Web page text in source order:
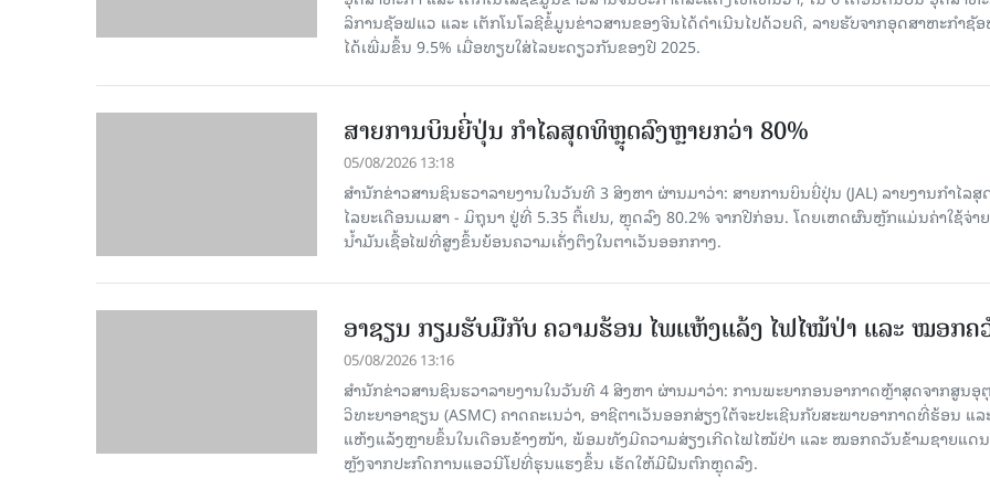
ລິການຊັອຟແວ ແລະ ເຕັກໂນໂລຊີຂໍ້ມູນຂ່າວສານຂອງຈີນໄດ້ດຳເນີນໄປດ້ວຍດີ, ລາຍຮັບຈາກອຸດສາຫະກຳຊັ
ໄດ້ເພີ່ມຂຶ້ນ 9.5% ເມື່ອທຽບໃສ່ໄລຍະດຽວກັນຂອງປີ 2025.
ສາຍການບິນຍີ່ປຸ່ນ ກຳໄລສຸດທິຫຼຸດລົງຫຼາຍກວ່າ 80%
05/08/2026 13:18
ສຳນັກຂ່າວສານຊິນຮວາລາຍງານໃນວັນທີ 3 ສິງຫາ ຜ່ານມາວ່າ: ສາຍການບິນຍີ່ປຸ່ນ (JAL) ລາຍງານກຳໄລ
ໄລຍະເດືອນເມສາ - ມິຖຸນາ ຢູ່ທີ່ 5.35 ຕື້ເຢນ, ຫຼຸດລົງ 80.2% ຈາກປີກ່ອນ. ໂດຍເຫດຜົນຫຼັກແມ່ນຄ່າໃຊ້ຈ່າຍ
ນໍ້າມັນເຊື້ອໄຟທີ່ສູງຂຶ້ນຍ້ອນຄວາມເຄັ່ງຕຶງໃນຕາເວັນອອກກາງ.
ອາຊຽນ ກຽມຮັບມືກັບ ຄວາມຮ້ອນ ໄພແຫ້ງແລ້ງ ໄຟໄໝ້ປ່າ ແລະ ໝອກຄ
05/08/2026 13:16
ສຳນັກຂ່າວສານຊິນຮວາລາຍງານໃນວັນທີ 4 ສິງຫາ ຜ່ານມາວ່າ: ການພະຍາກອນອາກາດຫຼ້າສຸດຈາກສູນອຸ
ວິທະຍາອາຊຽນ (ASMC) ຄາດຄະເນວ່າ, ອາຊີຕາເວັນອອກສ່ຽງໃຕ້ຈະປະເຊີນກັບສະພາບອາກາດທີ່ຮ້ອນ ແລ
ແຫ້ງແລ້ງຫຼາຍຂຶ້ນໃນເດືອນຂ້າງໜ້າ, ພ້ອມທັງມີຄວາມສ່ຽງເກີດໄຟໄໝ້ປ່າ ແລະ ໝອກຄວັນຂ້າມຊາຍແດ
ຫຼັງຈາກປະກົດການແອວນີໂຢທີ່ຮຸນແຮງຂຶ້ນ ເຮັດໃຫ້ມີຝົນຕົກຫຼຸດລົງ.